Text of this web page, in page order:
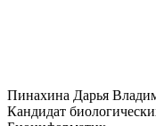
Пинахина Дарья
Кандидат